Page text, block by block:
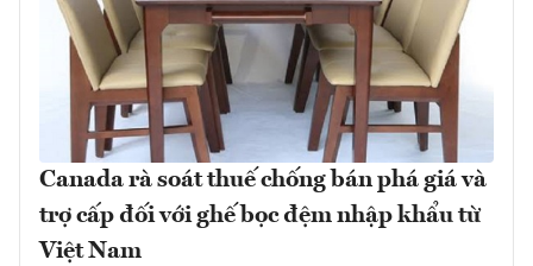
Canada rà soát thuế chống bán phá giá và
trợ cấp đối với ghế bọc đệm nhập khẩu từ
Việt Nam